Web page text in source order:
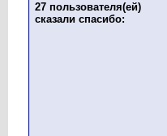
27 пользователя(ей)
сказали cпасибо: